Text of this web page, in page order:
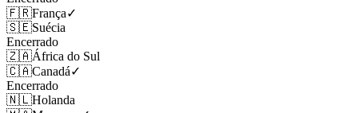
🇫🇷França✓
🇸🇪Suécia
Encerrado
🇿🇦África do Sul
🇨🇦Canadá✓
Encerrado
🇳🇱Holanda